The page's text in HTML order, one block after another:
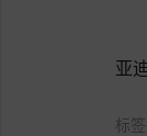
亚
标签: